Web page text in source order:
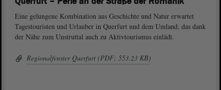
Eine gelungene Kombination aus Geschichte und Natur erwartet
Tagestouristen und Urlauber in Querfurt und dem Umland, das dank
der Nähe zum Unstruttal auch zu Aktivtourismus einlädt.
Regionalfenster Querfurt (PDF; 553.23 KB)